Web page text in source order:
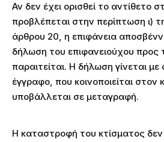
Αν δεν έχει ορισθεί το αντίθετο
προβλέπεται στην περίπτωση ι)
άρθρου 20, η επιφάνεια
δήλωση του επιφανειούχου προς
παραιτείται. Η δήλωση γίνεται
έγγραφο, που κοινοποιείται στον
υποβάλλεται σε μεταγραφή.
Η καταστροφή του κτίσματος